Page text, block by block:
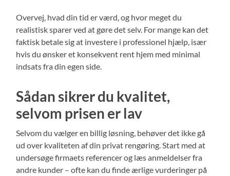
Overvej, hvad din tid er værd, og hvor meget du
realistisk sparer ved at gøre det selv. For mange kan det
faktisk betale sig at investere i professionel hjælp, især
hvis du ønsker et konsekvent rent hjem med minimal
indsats fra din egen side.
Sådan sikrer du kvalitet,
selvom prisen er lav
Selvom du vælger en billig løsning, behøver det ikke gå
ud over kvaliteten af din privat rengøring. Start med at
undersøge firmaets referencer og læs anmeldelser fra
andre kunder – ofte kan du finde ærlige vurderinger på